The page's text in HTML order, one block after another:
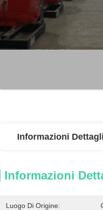
Informazioni
Informazioni
Luogo Di Origine: